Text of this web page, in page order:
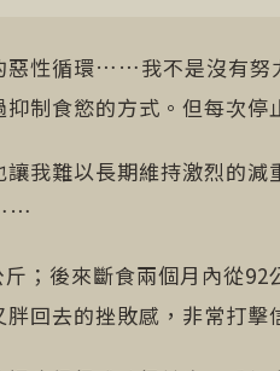
性循環……我不是沒有努
制食慾的方式。但每次停
我難以長期維持激烈的
；後來斷食兩個月內從
回去的挫敗感，非常打擊